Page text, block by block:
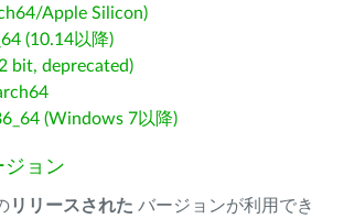
Apple Silicon)
(10.14以降)
bit, deprecated)
(Windows 7以降)
ジョン
リリースされた バージョンが利用でき